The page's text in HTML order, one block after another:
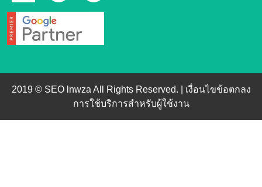
2019 © SEO lnwza All Rights Reserved. | เงื่อนไขข้อตกลง
การใช้บริการสำหรับผู้ใช้งาน